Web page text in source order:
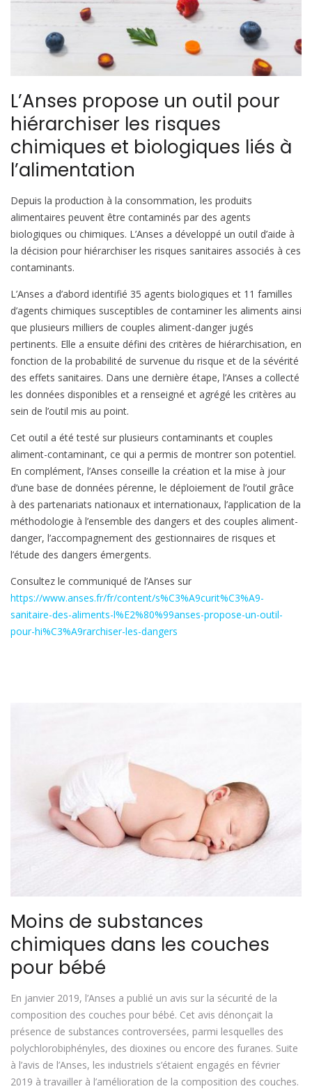
L’Anses propose un outil pour
hiérarchiser les risques
chimiques et biologiques liés à
l’alimentation
Depuis la production à la consommation, les produits
alimentaires peuvent être contaminés par des agents
biologiques ou chimiques. L’Anses a développé un outil d’aide à
la décision pour hiérarchiser les risques sanitaires associés à ces
contaminants.
L’Anses a d’abord identifié 35 agents biologiques et 11 familles
d’agents chimiques susceptibles de contaminer les aliments ainsi
que plusieurs milliers de couples aliment-danger jugés
pertinents. Elle a ensuite défini des critères de hiérarchisation, en
fonction de la probabilité de survenue du risque et de la sévérité
des effets sanitaires. Dans une dernière étape, l’Anses a collecté
les données disponibles et a renseigné et agrégé les critères au
sein de l’outil mis au point.
Cet outil a été testé sur plusieurs contaminants et couples
aliment-contaminant, ce qui a permis de montrer son potentiel.
En complément, l’Anses conseille la création et la mise à jour
d’une base de données pérenne, le déploiement de l’outil grâce
à des partenariats nationaux et internationaux, l’application de la
méthodologie à l’ensemble des dangers et des couples aliment-
danger, l’accompagnement des gestionnaires de risques et
l’étude des dangers émergents.
Consultez le communiqué de l’Anses sur
https://www.anses.fr/fr/content/s%C3%A9curit%C3%A9-
sanitaire-des-aliments-l%E2%80%99anses-propose-un-outil-
pour-hi%C3%A9rarchiser-les-dangers
Moins de substances
chimiques dans les couches
pour bébé
En janvier 2019, l’Anses a publié un avis sur la sécurité de la
composition des couches pour bébé. Cet avis dénonçait la
présence de substances controversées, parmi lesquelles des
polychlorobiphényles, des dioxines ou encore des furanes. Suite
à l’avis de l’Anses, les industriels s’étaient engagés en février
2019 à travailler à l’amélioration de la composition des couches.